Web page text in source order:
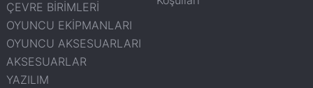
ÇEVRE BİRİMLERİ
OYUNCU EKİPMANLARI
OYUNCU AKSESUARLARI
AKSESUARLAR
YAZILIM